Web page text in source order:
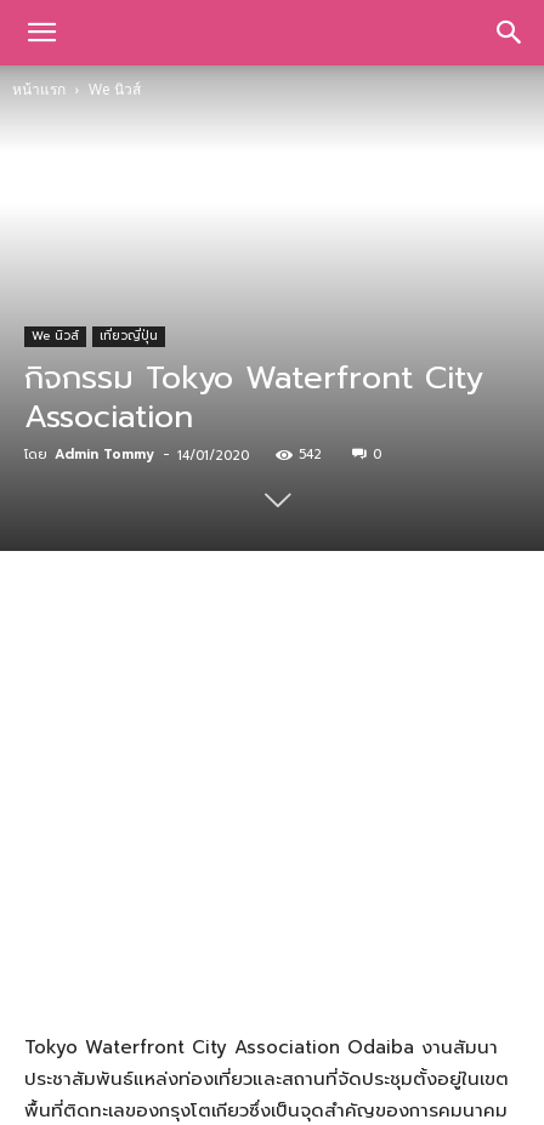
หน้าแรก We นิวส์
We นิวส์ เที่ยวญี่ปุ่น
กิจกรรม Tokyo Waterfront City
Association
โดย Admin Tommy - 14/01/2020 542 0
Tokyo Waterfront City Association Odaiba งานสัมนา
ประชาสัมพันธ์แหล่งท่องเที่ยวและสถานที่จัดประชุมตั้งอยู่ในเขต
พื้นที่ติดทะเลของกรุงโตเกียวซึ่งเป็นจุดสำคัญของการคมนาคม